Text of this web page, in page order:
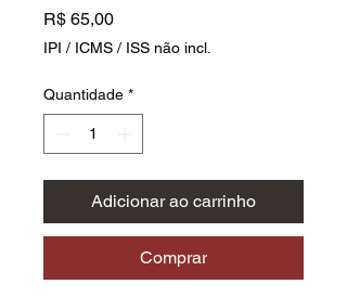
R$ 65,00Preço
IPI / ICMS / ISS não incl.
Quantidade *
Adicionar ao carrinho
Comprar